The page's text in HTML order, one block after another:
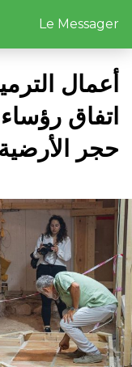
Le Messager
أعمال
اتفاق
حجر الأرضية